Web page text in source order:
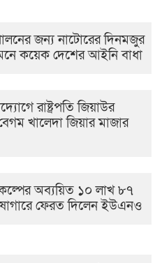
জন্য নাটোরের দিনমজুর
কয়েক দেশের আইনি বাধা
রাষ্ট্রপতি জিয়াউর
খালেদা জিয়ার মাজার
অব্যয়িত ১০ লাখ ৮৭
ফেরত দিলেন ইউএনও